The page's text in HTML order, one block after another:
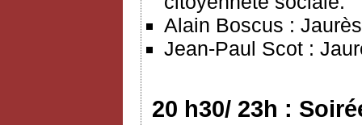
Alain Boscus :
Jean-Paul Scot :
20 h30/ 23h :